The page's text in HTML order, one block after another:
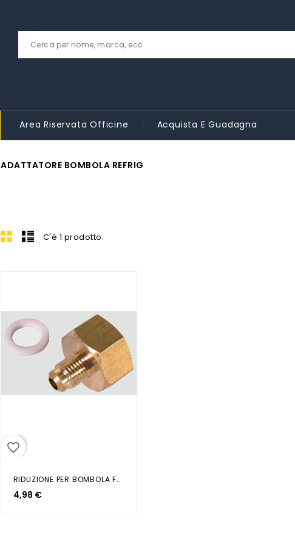
Area Riservata Officine Acquista E Guadagna
ADATTATORE BOMBOLA REFRIG
C'è 1 prodotto.
favorite_border
RIDUZIONE PER BOMBOLA FREON DA...
4,98 €